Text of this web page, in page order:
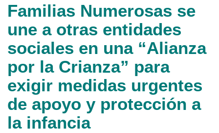
Familias Numerosas se
une a otras entidades
sociales en una “Alianza
por la Crianza” para
exigir medidas urgentes
de apoyo y protección a
la infancia